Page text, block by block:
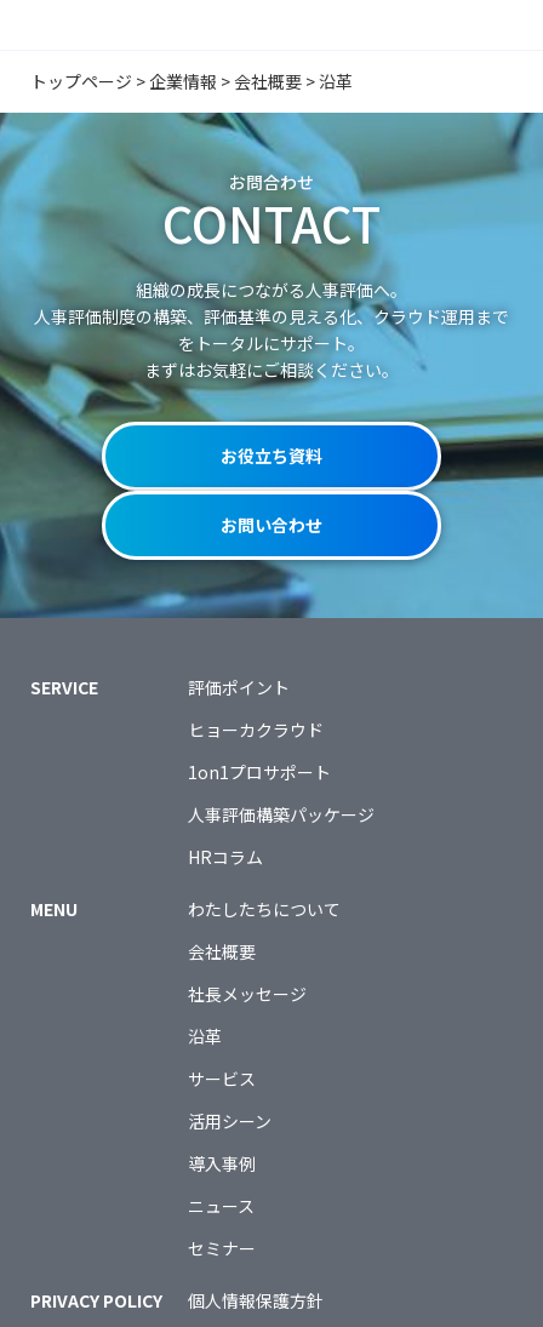
トップページ >企業情報 > 会社概要 >沿革
お問合わせ
CONTACT
組織の成長につながる人事評価へ。
人事評価制度の構築、評価基準の見える化、クラウド運用まで
をトータルにサポート。
まずはお気軽にご相談ください。
お役立ち資料
お問い合わせ
SERVICE
評価ポイント
ヒョーカクラウド
1on1プロサポート
人事評価構築パッケージ
HRコラム
MENU
わたしたちについて
会社概要
社長メッセージ
沿革
サービス
活用シーン
導入事例
ニュース
セミナー
PRIVACY POLICY 個人情報保護方針